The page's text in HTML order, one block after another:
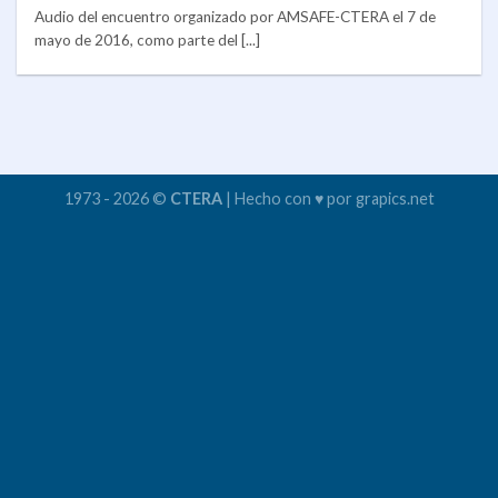
Audio del encuentro organizado por AMSAFE-CTERA el 7 de
mayo de 2016, como parte del [...]
1973 - 2026 © CTERA| Hecho con ♥ por grapics.net